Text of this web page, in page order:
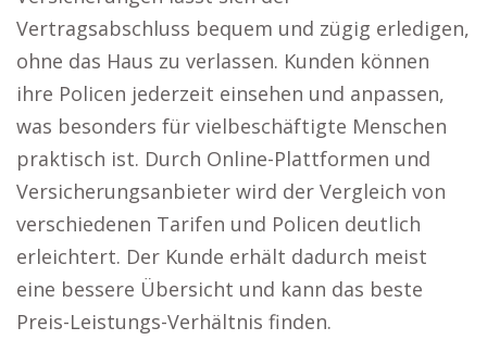
Vertragsabschluss bequem und zügig erledigen,
ohne das Haus zu verlassen. Kunden können
ihre Policen jederzeit einsehen und anpassen,
was besonders für vielbeschäftigte Menschen
praktisch ist. Durch Online-Plattformen und
Versicherungsanbieter wird der Vergleich von
verschiedenen Tarifen und Policen deutlich
erleichtert. Der Kunde erhält dadurch meist
eine bessere Übersicht und kann das beste
Preis-Leistungs-Verhältnis finden.